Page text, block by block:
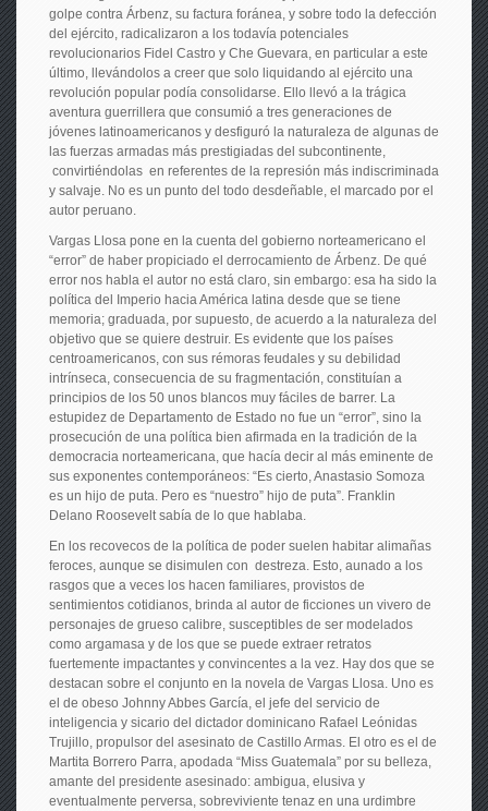
golpe contra Árbenz, su factura foránea, y sobre todo la defección
del ejército, radicalizaron a los todavía potenciales
revolucionarios Fidel Castro y Che Guevara, en particular a este
último, llevándolos a creer que solo liquidando al ejército una
revolución popular podía consolidarse. Ello llevó a la trágica
aventura guerrillera que consumió a tres generaciones de
jóvenes latinoamericanos y desfiguró la naturaleza de algunas de
las fuerzas armadas más prestigiadas del subcontinente,
convirtiéndolas en referentes de la represión más indiscriminada
y salvaje. No es un punto del todo desdeñable, el marcado por el
autor peruano.
Vargas Llosa pone en la cuenta del gobierno norteamericano el
“error” de haber propiciado el derrocamiento de Árbenz. De qué
error nos habla el autor no está claro, sin embargo: esa ha sido la
política del Imperio hacia América latina desde que se tiene
memoria; graduada, por supuesto, de acuerdo a la naturaleza del
objetivo que se quiere destruir. Es evidente que los países
centroamericanos, con sus rémoras feudales y su debilidad
intrínseca, consecuencia de su fragmentación, constituían a
principios de los 50 unos blancos muy fáciles de barrer. La
estupidez de Departamento de Estado no fue un “error”, sino la
prosecución de una política bien afirmada en la tradición de la
democracia norteamericana, que hacía decir al más eminente de
sus exponentes contemporáneos: “Es cierto, Anastasio Somoza
es un hijo de puta. Pero es “nuestro” hijo de puta”. Franklin
Delano Roosevelt sabía de lo que hablaba.
En los recovecos de la política de poder suelen habitar alimañas
feroces, aunque se disimulen con destreza. Esto, aunado a los
rasgos que a veces los hacen familiares, provistos de
sentimientos cotidianos, brinda al autor de ficciones un vivero de
personajes de grueso calibre, susceptibles de ser modelados
como argamasa y de los que se puede extraer retratos
fuertemente impactantes y convincentes a la vez. Hay dos que se
destacan sobre el conjunto en la novela de Vargas Llosa. Uno es
el de obeso Johnny Abbes García, el jefe del servicio de
inteligencia y sicario del dictador dominicano Rafael Leónidas
Trujillo, propulsor del asesinato de Castillo Armas. El otro es el de
Martita Borrero Parra, apodada “Miss Guatemala” por su belleza,
amante del presidente asesinado: ambigua, elusiva y
eventualmente perversa, sobreviviente tenaz en una urdimbre